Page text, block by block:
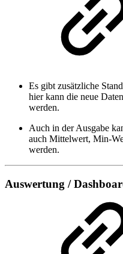
Es gibt zusätzliche
hier kann die neue
werden.
Auch in der Ausgabe
auch Mittelwert, Min-
werden.
Auswertung /